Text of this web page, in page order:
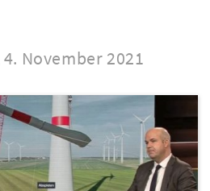
November 2021